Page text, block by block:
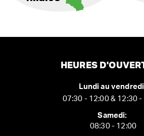
HEURES
Lundi au
07:30 - 12:00 & 12:30 -
Samedi:
08:30 - 12:00